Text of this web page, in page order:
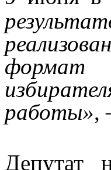
формат
работы»,
Депутат